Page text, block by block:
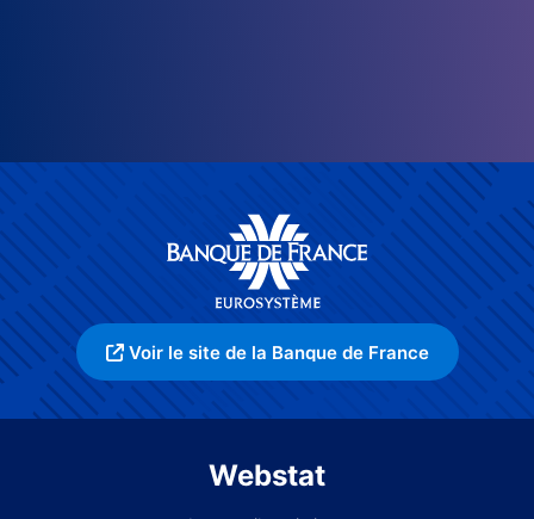
Voir le site de la Banque de France
Webstat